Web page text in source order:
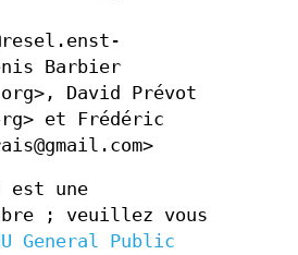
Barbier
David Prévot
et Frédéric
est une
; veuillez vous
General Public